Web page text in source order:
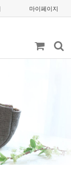
마이페이지